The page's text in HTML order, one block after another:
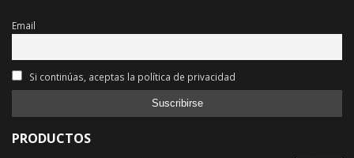
Email
Si continúas, aceptas la política de privacidad
PRODUCTOS